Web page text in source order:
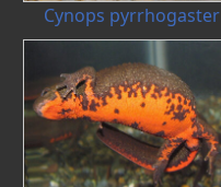
Cynops pyrrhogaster